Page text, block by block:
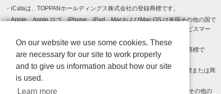
iCataは、TOPPANホールディングス株式会社の登録商標です。
Apple、Apple ロゴ、iPhone、iPad、MacおよびMac OS は米国その他の国で
登録された Apple Inc. の商標です。App Store は Apple Inc. のサービスマー
クです。
Android、Google Play および Google Play ロゴ は Google LLC の商標で
す。
Windows は Microsoft Inc.の米国およびその他の国における登録商標または商
標です。
Adobe、Adobe Reader、Adobe PDF は、Adobe Inc.の米国およびその他の
On our website we use some cookies. These
are necessary for our site to work properly
and to give us information about how our site
is used.
Learn more